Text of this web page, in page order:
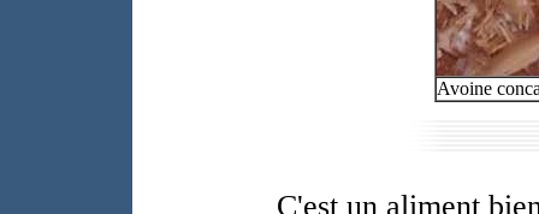
Avoine
C'est un aliment